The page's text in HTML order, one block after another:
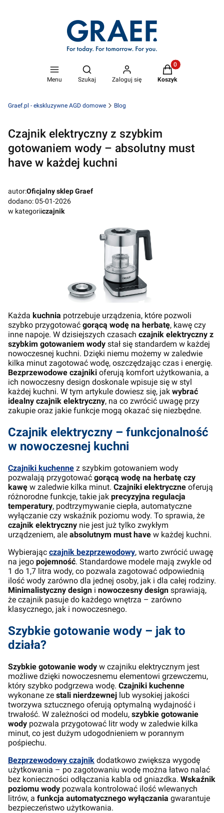
Menu
Otwórz wyszukiwarkę
Szukaj Zaloguj się
Produkty w
Koszyk
Graef.pl - ekskluzywne AGD domowe Blog
Czajnik elektryczny z szybkim
gotowaniem wody – absolutny must
have w każdej kuchni
autor:Oficjalny sklep Graef
dodano: 05-01-2026
w kategoriiczajnik
Każda kuchnia potrzebuje urządzenia, które pozwoli
szybko przygotować gorącą wodę na herbatę, kawę czy
inne napoje. W dzisiejszych czasach czajnik elektryczny z
szybkim gotowaniem wody stał się standardem w każdej
nowoczesnej kuchni. Dzięki niemu możemy w zaledwie
kilka minut zagotować wodę, oszczędzając czas i energię.
Bezprzewodowe czajniki oferują komfort użytkowania, a
ich nowoczesny design doskonale wpisuje się w styl
każdej kuchni. W tym artykule dowiesz się, jak wybrać
idealny czajnik elektryczny, na co zwrócić uwagę przy
zakupie oraz jakie funkcje mogą okazać się niezbędne.
Czajnik elektryczny – funkcjonalność
w nowoczesnej kuchni
Czajniki kuchenne z szybkim gotowaniem wody
pozwalają przygotować gorącą wodę na herbatę czy
kawę w zaledwie kilka minut. Czajniki elektryczne oferują
różnorodne funkcje, takie jak precyzyjna regulacja
temperatury, podtrzymywanie ciepła, automatyczne
wyłączanie czy wskaźnik poziomu wody. To sprawia, że
czajnik elektryczny nie jest już tylko zwykłym
urządzeniem, ale absolutnym must have w każdej kuchni.
Wybierając czajnik bezprzewodowy, warto zwrócić uwagę
na jego pojemność. Standardowe modele mają zwykle od
1 do 1,7 litra wody, co pozwala zagotować odpowiednią
ilość wody zarówno dla jednej osoby, jak i dla całej rodziny.
Minimalistyczny design i nowoczesny design sprawiają,
że czajnik pasuje do każdego wnętrza – zarówno
klasycznego, jak i nowoczesnego.
Szybkie gotowanie wody – jak to
działa?
Szybkie gotowanie wody w czajniku elektrycznym jest
możliwe dzięki nowoczesnemu elementowi grzewczemu,
który szybko podgrzewa wodę. Czajniki kuchenne
wykonane ze stali nierdzewnej lub wysokiej jakości
tworzywa sztucznego oferują optymalną wydajność i
trwałość. W zależności od modelu, szybkie gotowanie
wody pozwala przygotować litr wody w zaledwie kilka
minut, co jest dużym udogodnieniem w porannym
pośpiechu.
Bezprzewodowy czajnik dodatkowo zwiększa wygodę
użytkowania – po zagotowaniu wodę można łatwo nalać
bez konieczności odłączania kabla od gniazdka. Wskaźnik
poziomu wody pozwala kontrolować ilość wlewanych
litrów, a funkcja automatycznego wyłączania gwarantuje
bezpieczeństwo użytkowania.